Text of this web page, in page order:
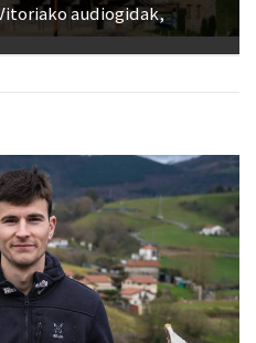
audiogidak,